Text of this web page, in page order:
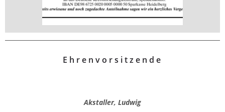
Ehrenvorsitzende
Akstaller, Ludwig